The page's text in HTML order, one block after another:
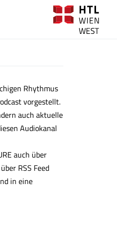
Rhythmus
vorgestellt.
auch aktuelle
Audiokanal
auch über
RSS Feed
in eine